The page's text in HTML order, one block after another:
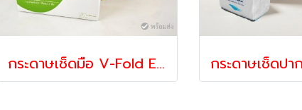
กระดาษเช็ดมือ V-Fold Economy 2 ชั้น 250 แผ่น x 24 แพ็ค | ซึมซับดี ประหยัด เหมาะสำหรับร้านอาหาร โรงแรม และสำนักงาน